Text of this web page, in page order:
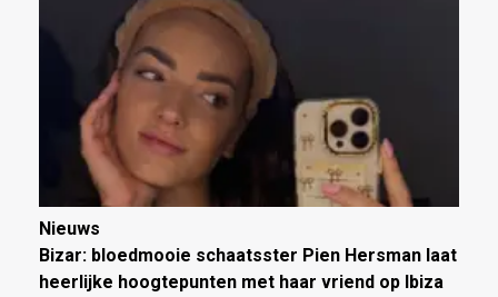
Nieuws
Bizar: bloedmooie schaatsster Pien Hersman laat
heerlijke hoogtepunten met haar vriend op Ibiza